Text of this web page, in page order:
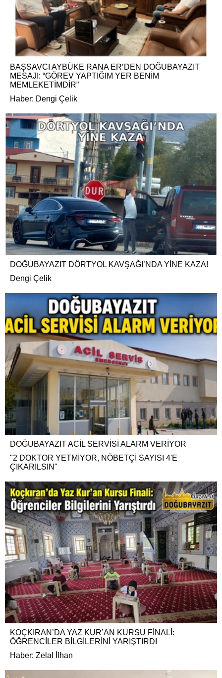
BAŞSAVCI AYBÜKE RANA ER’DEN DOĞUBAYAZIT
MESAJI: “GÖREV YAPTIĞIM YER BENİM
MEMLEKETİMDİR”
Haber: Dengi Çelik
DOĞUBAYAZIT DÖRTYOL KAVŞAĞI’NDA YİNE KAZA!
Dengi Çelik
DOĞUBAYAZIT ACİL SERVİSİ ALARM VERİYOR
"2 DOKTOR YETMİYOR, NÖBETÇİ SAYISI 4'E
ÇIKARILSIN"
KOÇKIRAN’DA YAZ KUR’AN KURSU FİNALİ:
ÖĞRENCİLER BİLGİLERİNİ YARIŞTIRDI
Haber: Zelal İlhan